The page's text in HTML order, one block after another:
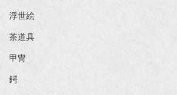
浮世絵
茶道具
甲冑
鍔